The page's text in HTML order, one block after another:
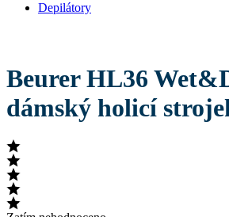
Depilátory
Beurer HL36
dámský holicí